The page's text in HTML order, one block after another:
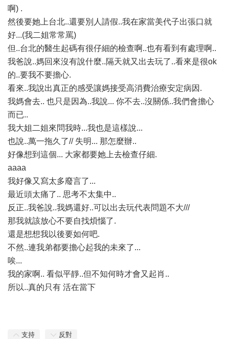
啊) .
然後要她上台北..還要別人請假..我在家當美代子出張口就
好...(我二姐常常罵)
但..台北的醫生起碼有很仔細的檢查啊..也有看到有處理啊..
我爸說..媽回來沒有說什麼..隔天就又出去玩了..看來是很ok
的..要我不要擔心.
看來..我說出真正的感受讓媽接受高消費治療安定病因.
我媽會去.. 也只是因為..我說... 你不去..沒關係..我們會擔心
而已..
我大姐二姐來問我時...我也是這樣說...
也說..萬一拖久了// 失明... 那怎麼辦..
好像想到這個... 大家都要她上去檢查仔細.
aaaa
我好像又寫太多廢言了...
最近頭太痛了.. 思考不太集中..
反正..我爸說..我媽還好..可以出去玩代表問題不大///
那我就該放心不要自找煩惱了.
還是想想我以後要如何吧.
不然..連我弟都要擔心起我的未來了...
唉...
我的家啊.. 看似平靜..但不知何時才會又起肖..
所以..真的只有 活在當下
支持 反對